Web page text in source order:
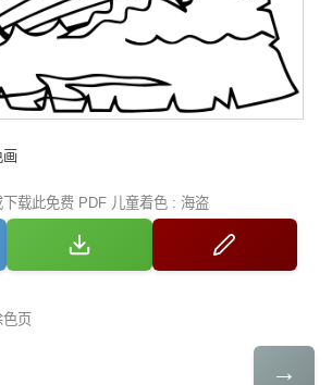
画
载此免费 PDF 儿童着色 : 海盗
色页
→